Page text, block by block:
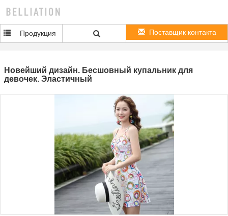
Продукция Поставщик контакта
Новейший дизайн. Бесшовный купальник для
девочек. Эластичный